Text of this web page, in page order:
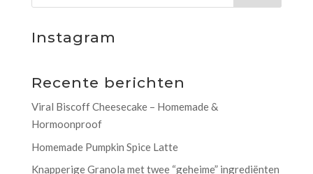
Instagram
Recente berichten
Viral Biscoff Cheesecake – Homemade &
Hormoonproof
Homemade Pumpkin Spice Latte
Knapperige Granola met twee “geheime” ingrediënten